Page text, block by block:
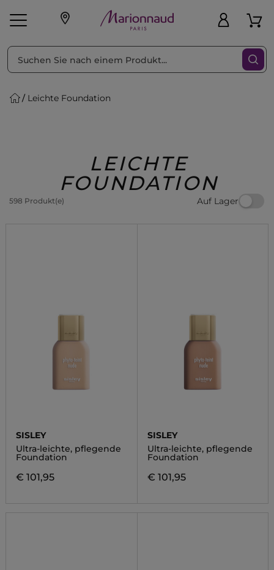
Geschenke
Leichte Foundation
LEICHTE
FOUNDATION
598 Produkt(e) Auf Lager
sortieren nach Filter
SISLEY
Ultra-leichte, pflegende
Foundation
€ 101,95
SISLEY
Ultra-leichte, pflegende
Foundation
€ 101,95